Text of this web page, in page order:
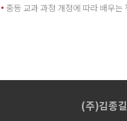
중등 교과 과정 개정에 따라 배우는
(주)김종